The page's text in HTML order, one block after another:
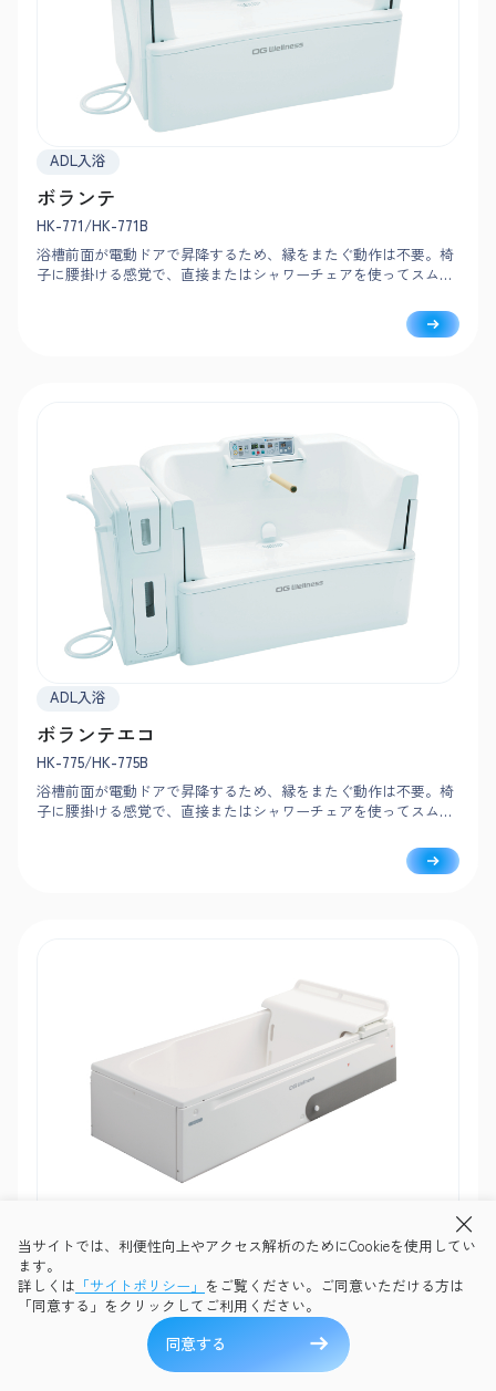
ADL入浴
ボランテ
HK-771/HK-771B
浴槽前面が電動ドアで昇降するため、縁をまたぐ動作は不要。椅
子に腰掛ける感覚で、直接またはシャワーチェアを使ってスムー
ADL入浴
ボランテエコ
HK-775/HK-775B
浴槽前面が電動ドアで昇降するため、縁をまたぐ動作は不要。椅
子に腰掛ける感覚で、直接またはシャワーチェアを使ってスムー
テヌート
HK-730L/R/A
直接入浴も、リフトによる搬送車入浴も可能。家庭のお風呂のよ
うにリラックスして入浴できます。最小2×2mの小さな浴室に設
置できるコンパクト設計。ユニットバスにも対応し、さまざまな
当サイトでは、利便性向上やアクセス解析のためにCookieを使用してい
ます。
詳しくは 「サイトポリシー」 をご覧ください。ご同意いただける方は
「同意する」をクリックしてご利用ください。
同意する